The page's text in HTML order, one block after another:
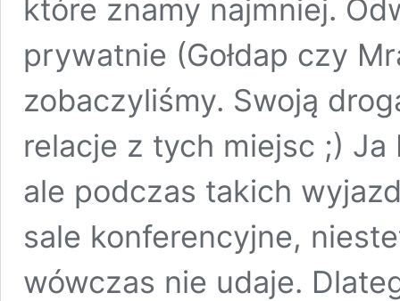
które znamy najmniej.
prywatnie (Gołdap czy
zobaczyliśmy. Swoją
relacje z tych miejsc ;) Ja
ale podczas takich
sale konferencyjne,
wówczas nie udaje.